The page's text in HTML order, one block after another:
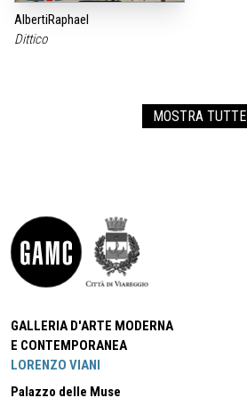
AlbertiRaphael
Dittico
MOSTRA TUTTE
GALLERIA D'ARTE MODERNA
E CONTEMPORANEA
LORENZO VIANI
Palazzo delle Muse